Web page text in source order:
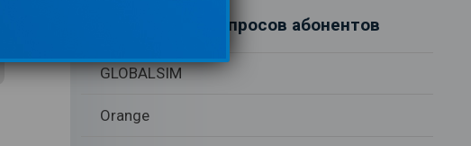
Рубрики вопросов абонентов
GLOBALSIM
Orange